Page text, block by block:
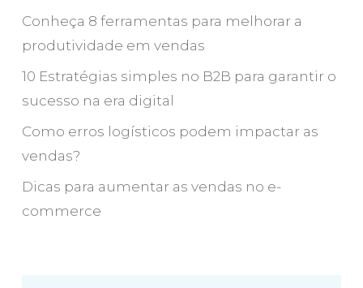
Conheça 8 ferramentas para melhorar a
produtividade em vendas
10 Estratégias simples no B2B para garantir o
sucesso na era digital
Como erros logísticos podem impactar as
vendas?
Dicas para aumentar as vendas no e-
commerce